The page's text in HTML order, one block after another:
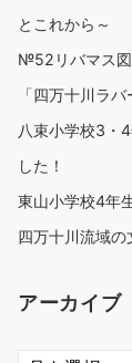
とこれから～
№52リバマス
「四万十川ラ
八束小学校3・
した！
東山小学校4年
四万十川流域の
アーカイブ
ア